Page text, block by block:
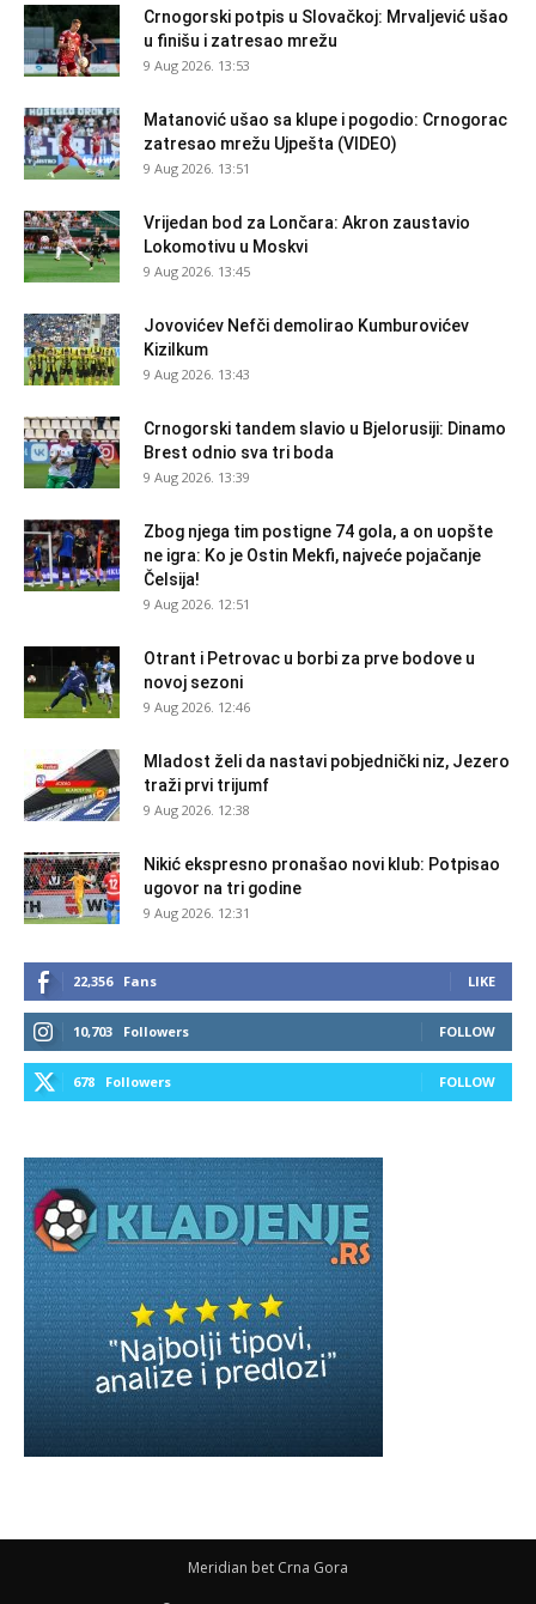
Crnogorski potpis u Slovačkoj: Mrvaljević ušao
u finišu i zatresao mrežu
9 Aug 2026. 13:53
Matanović ušao sa klupe i pogodio: Crnogorac
zatresao mrežu Ujpešta (VIDEO)
9 Aug 2026. 13:51
Vrijedan bod za Lončara: Akron zaustavio
Lokomotivu u Moskvi
9 Aug 2026. 13:45
Jovovićev Nefči demolirao Kumburovićev
Kizilkum
9 Aug 2026. 13:43
Crnogorski tandem slavio u Bjelorusiji: Dinamo
Brest odnio sva tri boda
9 Aug 2026. 13:39
Zbog njega tim postigne 74 gola, a on uopšte
ne igra: Ko je Ostin Mekfi, najveće pojačanje
Čelsija!
9 Aug 2026. 12:51
Otrant i Petrovac u borbi za prve bodove u
novoj sezoni
9 Aug 2026. 12:46
Mladost želi da nastavi pobjednički niz, Jezero
traži prvi trijumf
9 Aug 2026. 12:38
Nikić ekspresno pronašao novi klub: Potpisao
ugovor na tri godine
9 Aug 2026. 12:31
22,356 Fans LIKE
10,703 Followers FOLLOW
678 Followers FOLLOW
Meridian bet Crna Gora